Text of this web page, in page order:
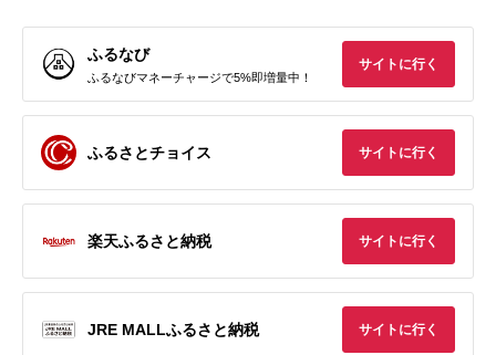
ふるなび
ふるなびマネーチャージで5%即増量中！
サイトに行く
ふるさとチョイス サイトに行く
楽天ふるさと納税 サイトに行く
JRE MALLふるさと納税 サイトに行く